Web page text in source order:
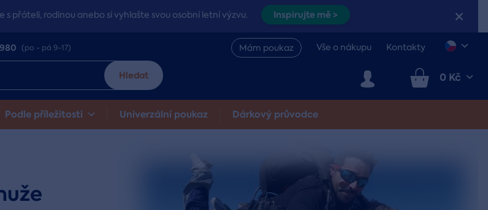
přáteli, rodinou anebo si vyhlašte svou osobní letní výzvu. Inspirujte mě >
(po - pá 9-17) Mám poukaz Vše o nákupu Kontakty
Hledat 0 Kč
Podle příležitosti Univerzální poukaz Dárkový průvodce